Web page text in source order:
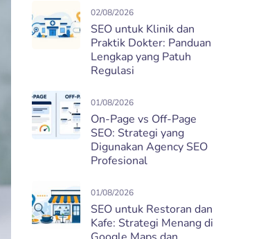
02/08/2026
SEO untuk Klinik dan
Praktik Dokter: Panduan
Lengkap yang Patuh
Regulasi
01/08/2026
On-Page vs Off-Page
SEO: Strategi yang
Digunakan Agency SEO
Profesional
01/08/2026
SEO untuk Restoran dan
Kafe: Strategi Menang di